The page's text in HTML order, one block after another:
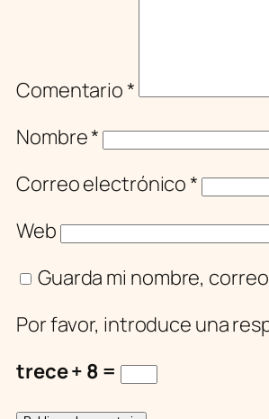
Comentario*
Nombre*
Correo electrónico*
Web
Guarda mi nombre,
Por favor, introduce una
trece + 8 =